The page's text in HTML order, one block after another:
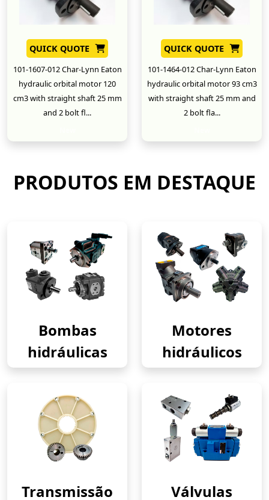
QUICK QUOTE
101-1607-012 Char-Lynn Eaton
hydraulic orbital motor 120
cm3 with straight shaft 25 mm
and 2 bolt fl...
QUICK QUOTE
101-1464-012 Char-Lynn Eaton
hydraulic orbital motor 93 cm3
with straight shaft 25 mm and
2 bolt fla...
PRODUTOS EM DESTAQUE
Bombas
hidráulicas
Motores
hidráulicos
Transmissão Válvulas